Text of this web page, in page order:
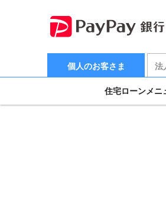
個人のお客さま 法
住宅ローンメニ